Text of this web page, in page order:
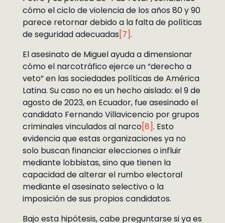
cómo el ciclo de violencia de los años 80 y 90
parece retornar debido a la falta de políticas
de seguridad adecuadas[7].
El asesinato de Miguel ayuda a dimensionar
cómo el narcotráfico ejerce un “derecho a
veto” en las sociedades políticas de América
Latina. Su caso no es un hecho aislado: el 9 de
agosto de 2023, en Ecuador, fue asesinado el
candidato Fernando Villavicencio por grupos
criminales vinculados al narco[8]. Esto
evidencia que estas organizaciones ya no
solo buscan financiar elecciones o influir
mediante lobbistas, sino que tienen la
capacidad de alterar el rumbo electoral
mediante el asesinato selectivo o la
imposición de sus propios candidatos.
Bajo esta hipótesis, cabe preguntarse si ya es